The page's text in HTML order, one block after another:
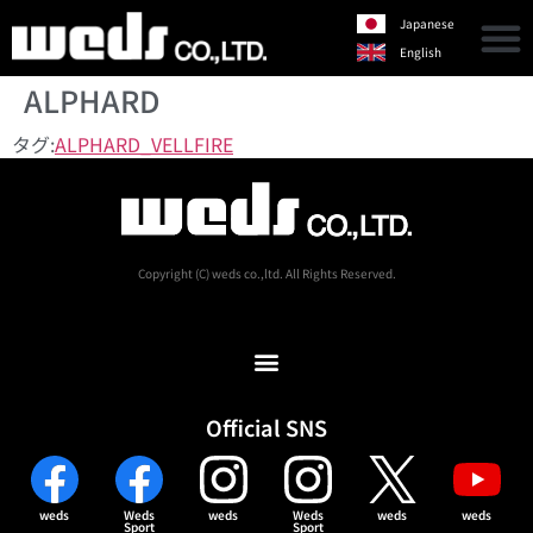
Japanese
English
ALPHARD
タグ:ALPHARD_VELLFIRE
Copyright (C) weds co.,ltd. All Rights Reserved.
Official SNS
weds Weds
Sport
weds Weds
Sport
weds weds